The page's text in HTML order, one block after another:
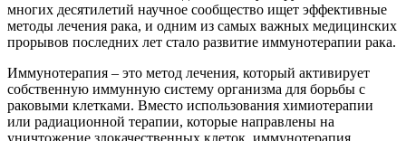
многих десятилетий научное сообщество ищет эффективные
методы лечения рака, и одним из самых важных медицинских
прорывов последних лет стало развитие иммунотерапии рака.
Иммунотерапия – это метод лечения, который активирует
собственную иммунную систему организма для борьбы с
раковыми клетками. Вместо использования химиотерапии
или радиационной терапии, которые направлены на
уничтожение злокачественных клеток, иммунотерапия